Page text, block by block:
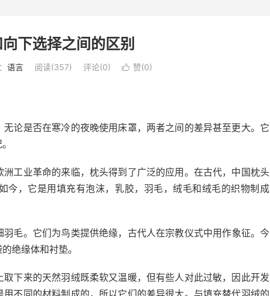
下选择之间的区别
语言 阅读(357) 评论(0)  赞(0)
论是否在寒冷的夜晚使用床罩，两者之间的差异甚至更大。它
工业革命的来临，枕头得到了广泛的应用。在古代，中国枕头
今，它是用填充有泡沫，乳胶，羽毛，绒毛和绒毛的织物制成
羽毛。它们为鸟类提供绝缘，古代人在宗教仪式中用作象征。今
绝缘体和衬垫。
下来的天然羽绒既柔软又温暖，但有些人对此过敏，因此开发
不同的材料制成的，所以它们的差异很大。与填充替代羽绒的